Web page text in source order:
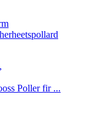
Poller fir ...